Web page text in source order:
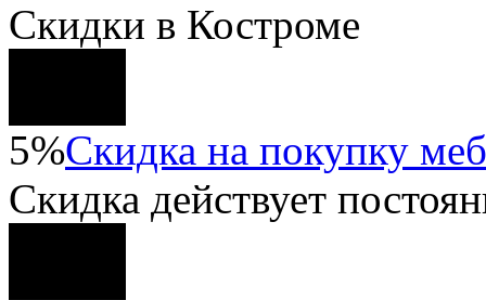
Скидки в Костроме
5%Скидка на покупку
Скидка действует